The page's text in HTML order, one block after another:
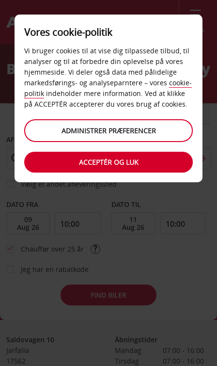
Menu
Welcome
AvisBilleje Stockholm Barkarby
AFHENT FRA
Vælg et andet afleveringssted
DATO FRA DATO TIL
Chauffør over 25 år
Jeg har en rabatkode
FIND BILER
Saldovagen 10
Jarfalla
17562
Åbningstider
Mandag
07:00 - 16:00
Tirsdag
07:00 - 16:00
Vores cookie-politik
Vi bruger cookies til at vise dig tilpassede tilbud, til
analyser og til at forbedre din oplevelse på vores
hjemmeside. Vi deler også data med pålidelige
markedsførings- og analyseparntere – vores cookie-
politik indeholder mere information. Ved at klikke
på ACCEPTÉR accepterer du vores brug af cookies.
ADMINISTRER PRÆFERENCER
ACCEPTÉR OG LUK